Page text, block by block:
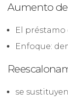
Aumento
El préstamo
Enfoque:
se